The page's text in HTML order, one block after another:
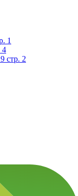
1
4
стр. 2